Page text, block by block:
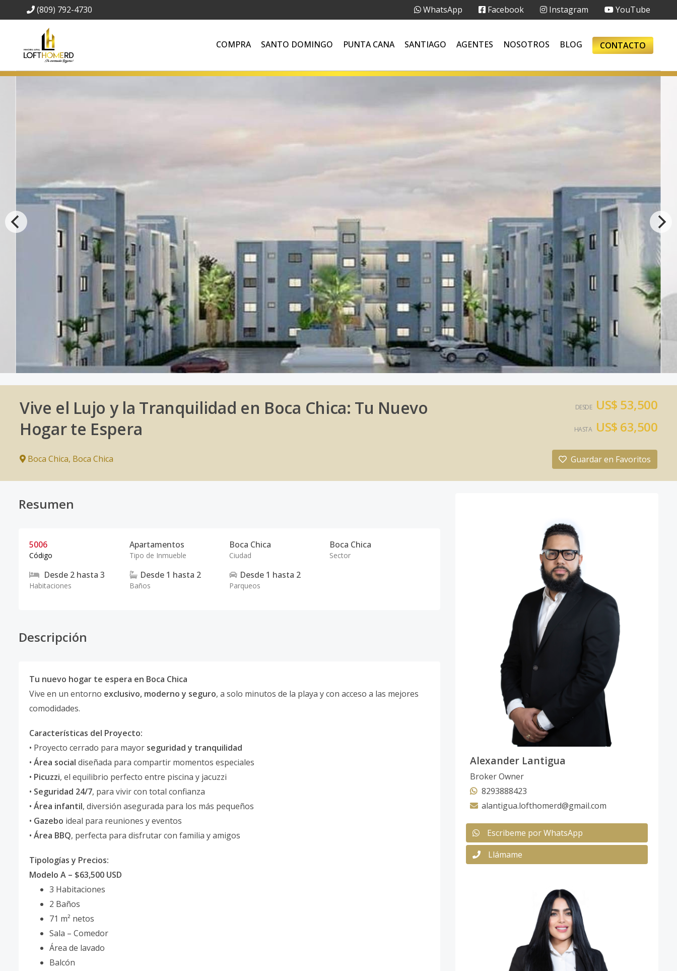
(809) 792-4730 WhatsApp Facebook Instagram YouTube
COMPRA SANTO DOMINGO PUNTA CANA SANTIAGO AGENTES NOSOTROS BLOG CONTACTO
Vive el Lujo y la Tranquilidad en Boca Chica: Tu Nuevo
Hogar te Espera
Boca Chica, Boca Chica
DESDE US$ 53,500
HASTA US$ 63,500
Guardar en Favoritos
Resumen
5006
Código
Apartamentos
Tipo de Inmueble
Boca Chica
Ciudad
Boca Chica
Sector
Desde 2 hasta 3
Habitaciones
Desde 1 hasta 2
Baños
Desde 1 hasta 2
Parqueos
Descripción
Tu nuevo hogar te espera en Boca Chica
Vive en un entorno exclusivo, moderno y seguro, a solo minutos de la playa y con acceso a las mejores
comodidades.
Características del Proyecto:
• Proyecto cerrado para mayor seguridad y tranquilidad
• Área social diseñada para compartir momentos especiales
• Picuzzi, el equilibrio perfecto entre piscina y jacuzzi
• Seguridad 24/7, para vivir con total confianza
• Área infantil, diversión asegurada para los más pequeños
• Gazebo ideal para reuniones y eventos
• Área BBQ, perfecta para disfrutar con familia y amigos
Tipologías y Precios:
Modelo A – $63,500 USD
3 Habitaciones
2 Baños
71 m² netos
Sala – Comedor
Área de lavado
Balcón
Alexander Lantigua
Broker Owner
8293888423
alantigua.lofthomerd@gmail.com
Escribeme por WhatsApp
Llámame